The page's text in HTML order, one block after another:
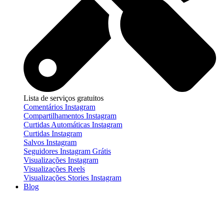
Lista de serviços gratuitos
Comentários Instagram
Compartilhamentos Instagram
Curtidas Automáticas Instagram
Curtidas Instagram
Salvos Instagram
Seguidores Instagram Grátis
Visualizações Instagram
Visualizações Reels
Visualizações Stories Instagram
Blog